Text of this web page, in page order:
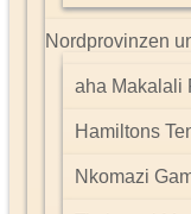
Nordprovinzen
aha Makalali
Hamiltons
Nkomazi